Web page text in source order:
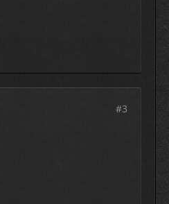
#3